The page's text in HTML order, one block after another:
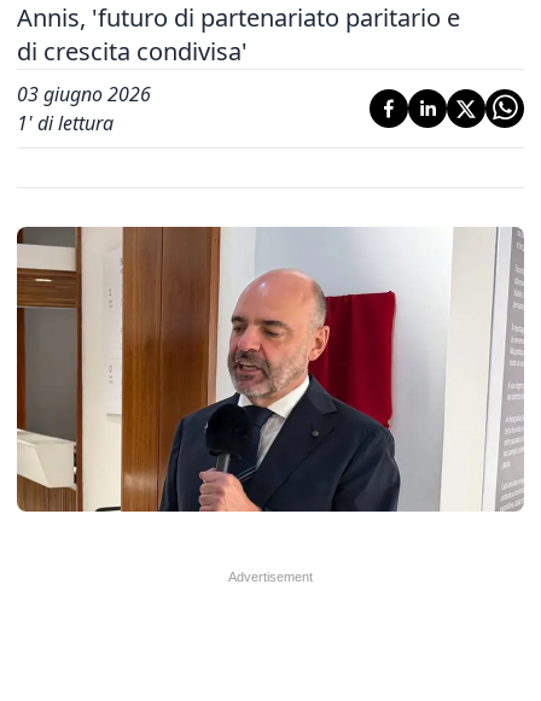
Annis, 'futuro di partenariato paritario e
di crescita condivisa'
03 giugno 2026
1' di lettura